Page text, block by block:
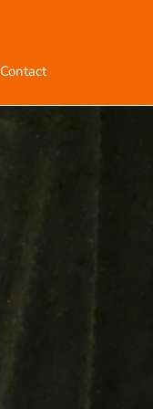
Contact